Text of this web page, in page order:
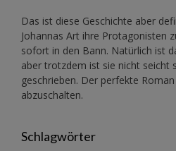
Das ist diese Geschichte aber
Johannas Art ihre Protagonisten
sofort in den Bann. Natürlich ist
aber trotzdem ist sie nicht seicht
geschrieben. Der perfekte
abzuschalten.
Schlagwörter